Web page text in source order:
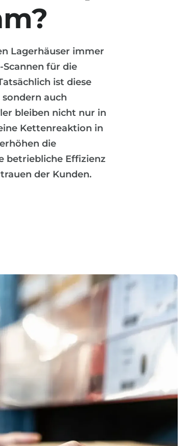
Lagerhäuser immer
für die
ist diese
auch
bleiben nicht nur in
Kettenreaktion in
die
betriebliche Effizienz
der Kunden.